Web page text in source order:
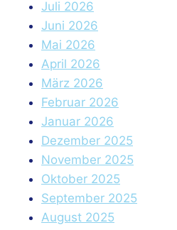
Juli 2026
Juni 2026
Mai 2026
April 2026
März 2026
Februar 2026
Januar 2026
Dezember 2025
November 2025
Oktober 2025
September 2025
August 2025